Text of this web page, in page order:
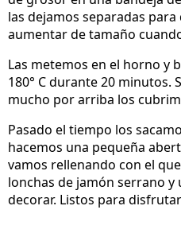
las dejamos separadas
aumentar de tamaño
Las metemos en el horno y
180° C durante 20 minutos.
mucho por arriba los
Pasado el tiempo los
hacemos una pequeña
vamos rellenando con el
lonchas de jamón serrano
decorar. Listos para